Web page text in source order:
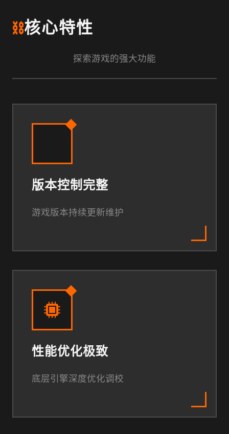
⛓️核心特性
探索游戏的强大功能
版本控制完整
游戏版本持续更新维护
性能优化极致
底层引擎深度优化调校